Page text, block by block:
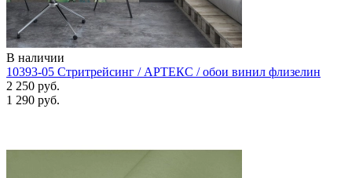
В наличии
10393-05 Стритрейсинг / АРТЕКС / обои винил флизелин
2 250 руб.
1 290 руб.